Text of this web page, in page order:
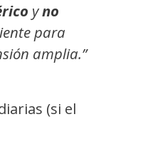
yno
para
amplia.”
(si el